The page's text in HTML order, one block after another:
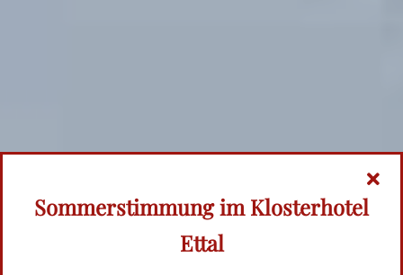
Sommerstimmung im Klosterhotel
Ettal